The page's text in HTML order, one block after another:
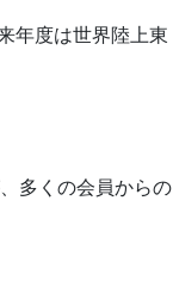
年度は世界陸上東
多くの会員からの